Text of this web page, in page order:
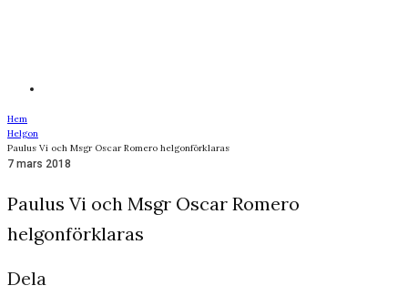
Hem
Helgon
Paulus Vi och Msgr Oscar Romero helgonförklaras
7 mars 2018
Paulus Vi och Msgr Oscar Romero
helgonförklaras
Dela